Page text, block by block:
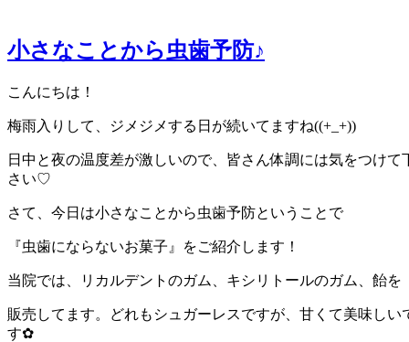
小さなことから虫歯予防♪
こんにちは！
梅雨入りして、ジメジメする日が続いてますね((+_+))
日中と夜の温度差が激しいので、皆さん体調には気をつけて
さい♡
さて、今日は小さなことから虫歯予防ということで
『虫歯にならないお菓子』をご紹介します！
当院では、リカルデントのガム、キシリトールのガム、飴を
販売してます。どれもシュガーレスですが、甘くて美味しい
す✿